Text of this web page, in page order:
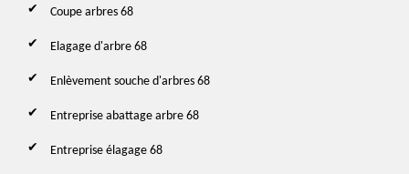
Coupe arbres 68
Elagage d'arbre 68
Enlèvement souche d'arbres 68
Entreprise abattage arbre 68
Entreprise élagage 68